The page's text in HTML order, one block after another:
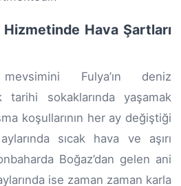
Hava Şartları
Fulya’ın deniz
tarihi sokaklarında yaşamak
koşullarının her ay değiştiği
sıcak hava ve aşırı
Boğaz’dan gelen ani
ise zaman zaman karla